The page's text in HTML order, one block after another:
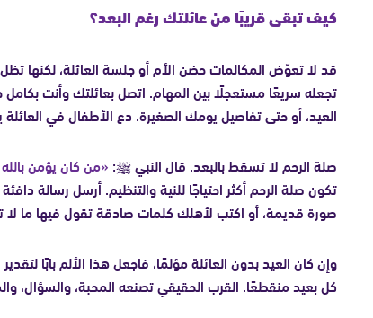
كيف تبقى قريبًا من عائلتك رغم البعد؟
قد لا تعوّض المكالمات حضن الأم أو جلسة العائلة، لكنها
تجعله سريعًا مستعجلًا بين المهام. اتصل بعائلتك وأنت
العيد، أو حتى تفاصيل يومك الصغيرة. دع الأطفال في
صلة الرحم لا تسقط بالبعد. قال النبي ﷺ: «من كان يؤمن
تكون صلة الرحم أكثر احتياجًا للنية والتنظيم. أرسل رسالة
صورة قديمة، أو اكتب لأهلك كلمات صادقة تقول فيها ما لا
وإن كان العيد بدون العائلة مؤلمًا، فاجعل هذا الألم بابًا
كل بعيد منقطعًا. القرب الحقيقي تصنعه المحبة، والسؤال،